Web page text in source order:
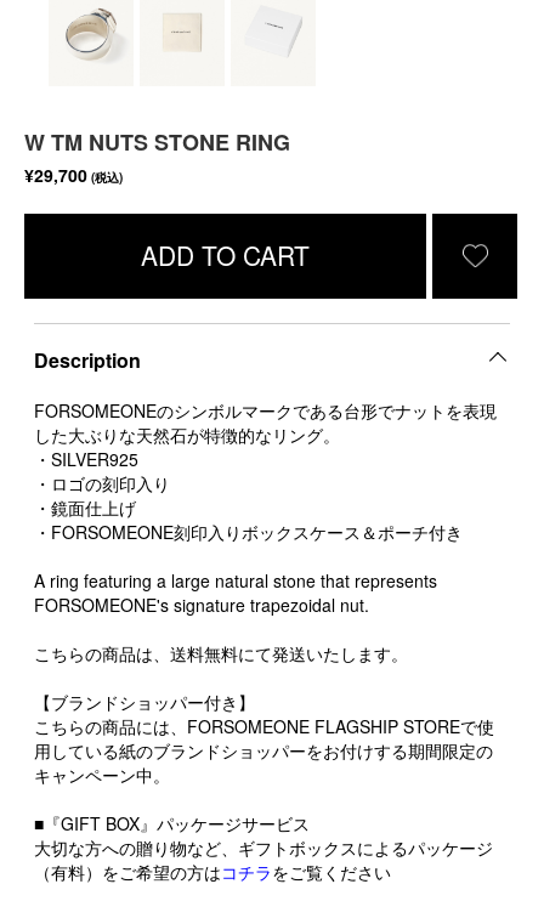
W TM NUTS STONE RING
¥29,700 (税込)
ADD TO CART
Description
FORSOMEONEのシンボルマークである台形でナットを表現
した大ぶりな天然石が特徴的なリング。
・SILVER925
・ロゴの刻印入り
・鏡面仕上げ
・FORSOMEONE刻印入りボックスケース＆ポーチ付き
A ring featuring a large natural stone that represents
FORSOMEONE's signature trapezoidal nut.
こちらの商品は、送料無料にて発送いたします。
【ブランドショッパー付き】
こちらの商品には、FORSOMEONE FLAGSHIP STOREで使
用している紙のブランドショッパーをお付けする期間限定の
キャンペーン中。
■『GIFT BOX』パッケージサービス
大切な方への贈り物など、ギフトボックスによるパッケージ
（有料）をご希望の方はコチラをご覧ください